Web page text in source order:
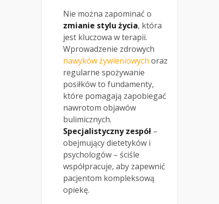
Nie można zapominać o
zmianie stylu życia, która
jest kluczowa w terapii.
Wprowadzenie zdrowych
nawyków żywieniowych oraz
regularne spożywanie
posiłków to fundamenty,
które pomagają zapobiegać
nawrotom objawów
bulimicznych.
Specjalistyczny zespół –
obejmujący dietetyków i
psychologów – ściśle
współpracuje, aby zapewnić
pacjentom kompleksową
opiekę.